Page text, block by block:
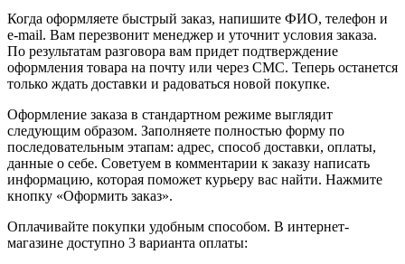
Когда оформляете быстрый заказ, напишите ФИО, телефон и
e-mail. Вам перезвонит менеджер и уточнит условия заказа.
По результатам разговора вам придет подтверждение
оформления товара на почту или через СМС. Теперь останется
только ждать доставки и радоваться новой покупке.
Оформление заказа в стандартном режиме выглядит
следующим образом. Заполняете полностью форму по
последовательным этапам: адрес, способ доставки, оплаты,
данные о себе. Советуем в комментарии к заказу написать
информацию, которая поможет курьеру вас найти. Нажмите
кнопку «Оформить заказ».
Оплачивайте покупки удобным способом. В интернет-
магазине доступно 3 варианта оплаты: